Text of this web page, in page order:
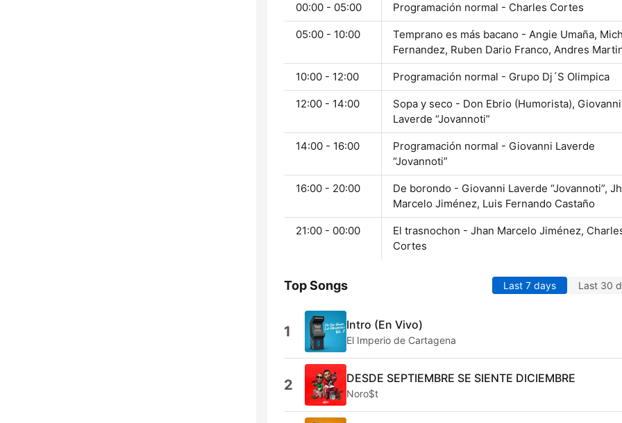
00:00 - 05:00 Programación normal - Charles Cortes
05:00 - 10:00
Temprano es más bacano - Angie Umaña,
Fernandez, Ruben Dario Franco, Andres
10:00 - 12:00 Programación normal - Grupo Dj´S Olimpica
12:00 - 14:00
Sopa y seco - Don Ebrio (Humorista), Giovanni
Laverde “Jovannoti”
14:00 - 16:00
Programación normal - Giovanni Laverde
“Jovannoti”
16:00 - 20:00
De borondo - Giovanni Laverde “Jovannoti”,
Marcelo Jiménez, Luis Fernando Castaño
21:00 - 00:00
El trasnochon - Jhan Marcelo Jiménez,
Cortes
Top Songs Last 7 days Last 30
1 Intro (En Vivo)
El Imperio de Cartagena
2 DESDE SEPTIEMBRE SE SIENTE DICIEMBRE
Noro$t